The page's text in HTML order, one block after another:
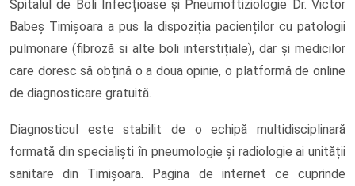
Spitalul de Boli Infecțioase și Pneumoftiziologie Dr. Victor
Babeș Timișoara a pus la dispoziția pacienților cu patologii
pulmonare (fibroză si alte boli interstițiale), dar și medicilor
care doresc să obțină o a doua opinie, o platformă de online
de diagnosticare gratuită.
Diagnosticul este stabilit de o echipă multidisciplinară
formată din specialiști în pneumologie și radiologie ai unității
sanitare din Timișoara. Pagina de internet ce cuprinde